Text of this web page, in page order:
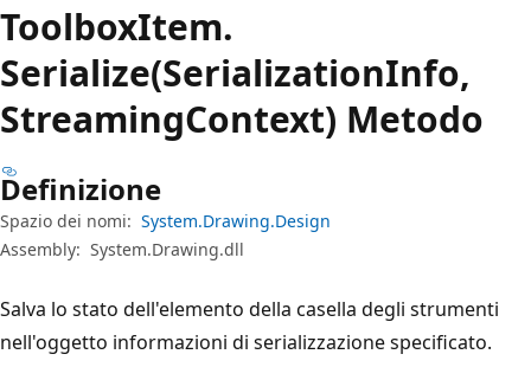
ToolboxItem.
Serialize(SerializationInfo,
StreamingContext) Metodo
Definizione
Spazio dei nomi: System.Drawing.Design
Assembly: System.Drawing.dll
Salva lo stato dell'elemento della casella degli strumenti
nell'oggetto informazioni di serializzazione specificato.